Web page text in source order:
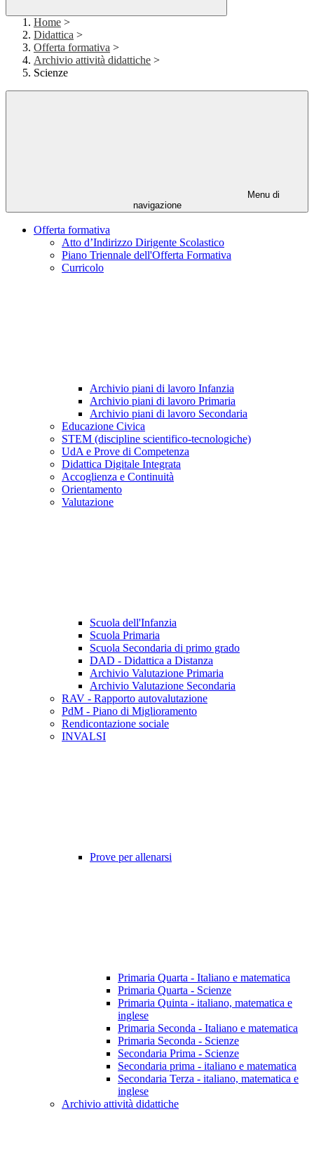
Home >
Didattica >
Offerta formativa >
Archivio attività didattiche >
Scienze
Menu di
navigazione
Offerta formativa
Atto d’Indirizzo Dirigente Scolastico
Piano Triennale dell'Offerta Formativa
Curricolo
Archivio piani di lavoro Infanzia
Archivio piani di lavoro Primaria
Archivio piani di lavoro Secondaria
Educazione Civica
STEM (discipline scientifico-tecnologiche)
UdA e Prove di Competenza
Didattica Digitale Integrata
Accoglienza e Continuità
Orientamento
Valutazione
Scuola dell'Infanzia
Scuola Primaria
Scuola Secondaria di primo grado
DAD - Didattica a Distanza
Archivio Valutazione Primaria
Archivio Valutazione Secondaria
RAV - Rapporto autovalutazione
PdM - Piano di Miglioramento
Rendicontazione sociale
INVALSI
Prove per allenarsi
Primaria Quarta - Italiano e matematica
Primaria Quarta - Scienze
Primaria Quinta - italiano, matematica e
inglese
Primaria Seconda - Italiano e matematica
Primaria Seconda - Scienze
Secondaria Prima - Scienze
Secondaria prima - italiano e matematica
Secondaria Terza - italiano, matematica e
inglese
Archivio attività didattiche